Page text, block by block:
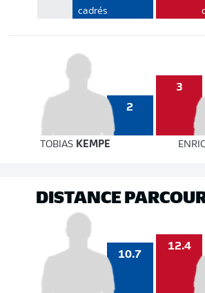
cadrés
2
3
TOBIAS KEMPE
DISTANCE
10.7
12.4